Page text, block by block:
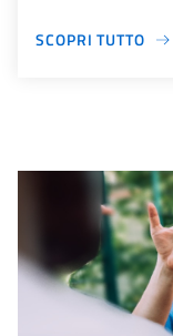
SCOPRI TUTTO